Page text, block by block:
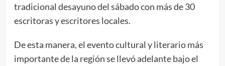
tradicional desayuno del sábado con más de 30
escritoras y escritores locales.
De esta manera, el evento cultural y literario más
importante de la región se llevó adelante bajo el